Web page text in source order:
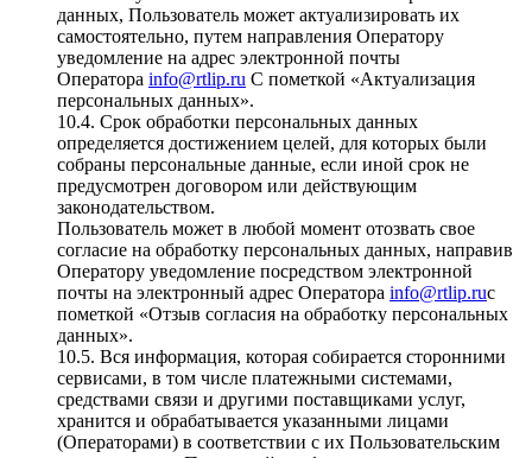
данных, Пользователь может актуализировать их
самостоятельно, путем направления Оператору
уведомление на адрес электронной почты
Оператора info@rtlip.ru С пометкой «Актуализация
персональных данных».
10.4. Срок обработки персональных данных
определяется достижением целей, для которых были
собраны персональные данные, если иной срок не
предусмотрен договором или действующим
законодательством.
Пользователь может в любой момент отозвать свое
согласие на обработку персональных данных, направив
Оператору уведомление посредством электронной
почты на электронный адрес Оператора info@rtlip.ruс
пометкой «Отзыв согласия на обработку персональных
данных».
10.5. Вся информация, которая собирается сторонними
сервисами, в том числе платежными системами,
средствами связи и другими поставщиками услуг,
хранится и обрабатывается указанными лицами
(Операторами) в соответствии с их Пользовательским